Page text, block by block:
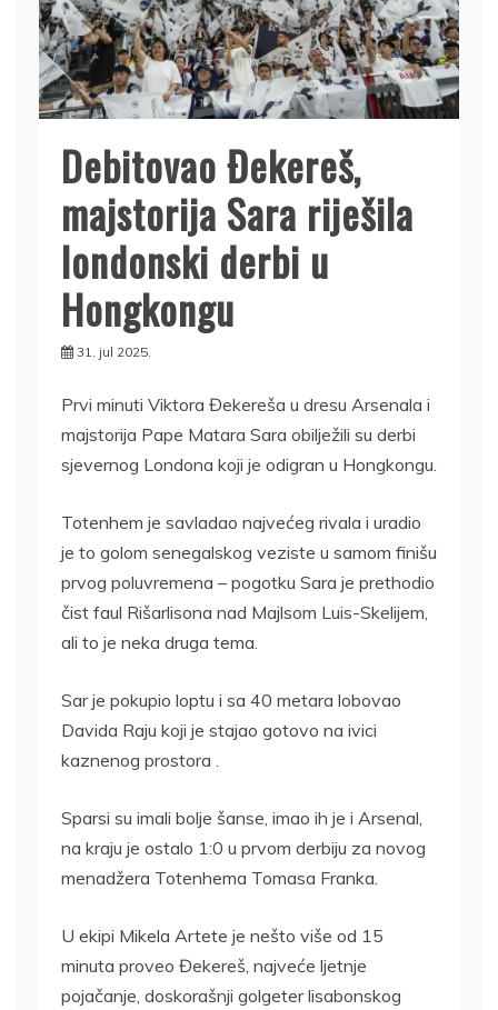
Debitovao Đekereš,
majstorija Sara riješila
londonski derbi u
Hongkongu
31. jul 2025.
Prvi minuti Viktora Đekereša u dresu Arsenala i
majstorija Pape Matara Sara obilježili su derbi
sjevernog Londona koji je odigran u Hongkongu.
Totenhem je savladao najvećeg rivala i uradio
je to golom senegalskog veziste u samom finišu
prvog poluvremena – pogotku Sara je prethodio
čist faul Rišarlisona nad Majlsom Luis-Skelijem,
ali to je neka druga tema.
Sar je pokupio loptu i sa 40 metara lobovao
Davida Raju koji je stajao gotovo na ivici
kaznenog prostora .
Sparsi su imali bolje šanse, imao ih je i Arsenal,
na kraju je ostalo 1:0 u prvom derbiju za novog
menadžera Totenhema Tomasa Franka.
U ekipi Mikela Artete je nešto više od 15
minuta proveo Đekereš, najveće ljetnje
pojačanje, doskorašnji golgeter lisabonskog